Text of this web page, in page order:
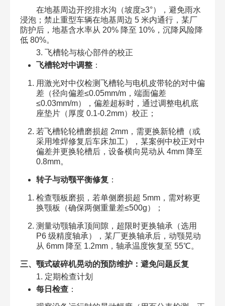
在地基周边开挖排水沟（坡度≥3°），避免雨水
浸泡；禁止重型车辆在地基周边 5 米内通行，某厂
防护后，地基含水率从 20% 降至 10%，沉降风险降
低 80%。​
3. 飞槽轮与核心部件的校正​
飞槽轮对中调整：​
用激光对中仪检测飞槽轮与电机皮带轮的对中偏
差（径向偏差≤0.05mm/m，端面偏差
≤0.03mm/m），偏差超标时，通过调整电机底
座垫片（厚度 0.1-0.2mm）校正；​
若飞槽轮轮槽磨损超 2mm，需更换新轮槽（或
采用堆焊修复后车床加工），某案例中校正对中
偏差并更换轮槽后，设备横向晃动从 4mm 降至
0.8mm。​
转子与动颚平衡修复 ：​
检查颚板磨损，若单侧磨损超 5mm，需对称更
换颚板（确保两侧重量差≤500g）；​
测量动颚轴承顶间隙，超限时更换轴承（选用
P6 级精度轴承），某厂更换轴承后，动颚晃动
从 6mm 降至 1.2mm，轴承温度恢复至 55℃。​
三、颚式破碎机晃动的预防维护：避免问题反复​
1. 定期检查计划​
每日检查：​